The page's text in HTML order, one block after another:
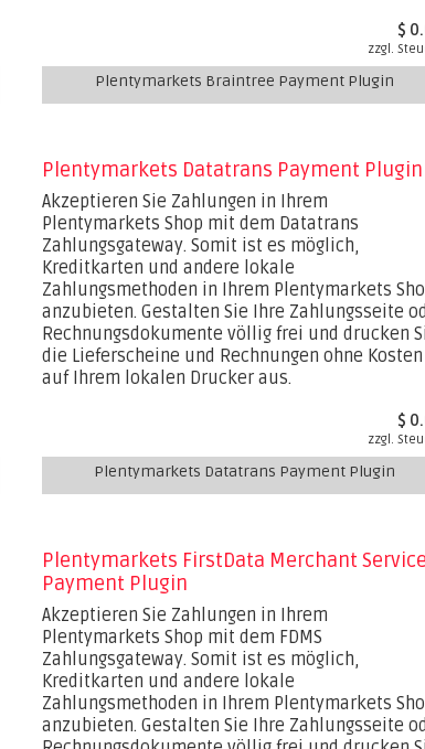
$
zzgl.
Plentymarkets Braintree Payment Plugin
Plentymarkets Datatrans Payment Plugin
Akzeptieren Sie Zahlungen in Ihrem
Plentymarkets Shop mit dem Datatrans
Zahlungsgateway. Somit ist es möglich,
Kreditkarten und andere lokale
Zahlungsmethoden in Ihrem Plentymarkets
anzubieten. Gestalten Sie Ihre Zahlungsseite
Rechnungsdokumente völlig frei und drucken
die Lieferscheine und Rechnungen ohne Kosten
auf Ihrem lokalen Drucker aus.
$
zzgl.
Plentymarkets Datatrans Payment Plugin
Plentymarkets FirstData Merchant
Payment Plugin
Akzeptieren Sie Zahlungen in Ihrem
Plentymarkets Shop mit dem FDMS
Zahlungsgateway. Somit ist es möglich,
Kreditkarten und andere lokale
Zahlungsmethoden in Ihrem Plentymarkets
anzubieten. Gestalten Sie Ihre Zahlungsseite